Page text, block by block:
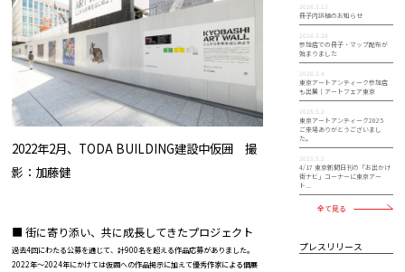
2022年2月、TODA BUILDING建設中仮囲 撮
影：加藤健
■ 街に寄り添い、共に成長してきたプロジェクト
過去4回にわたる公募を通じて、計900名を超える作品応募がありました。
2022年～2024年にかけては仮囲への作品掲示に加えて優秀作家による個展
2026.3.13
冊子内誤植のお知らせ
2026.3.28
参加店での冊子・マップ配布が
始まりました
2026.3.4
東京アートアンティーク参加店
も出展｜アートフェア東京
2025.5.2
東京アートアンティーク2025
ご来場ありがとうございまし
た。
2025.5.2
4/17 東京新聞日刊の「お出かけ
街ナビ」コーナーに東京アー
ト...
全て見る
プレスリリース